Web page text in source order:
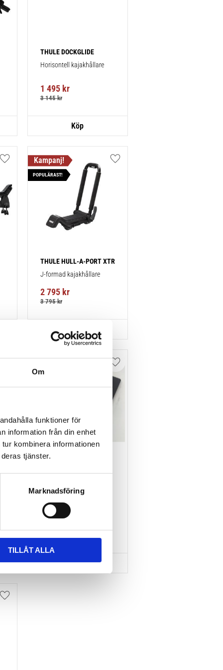
Om
funktioner för
information från din enhet
kombinera informationen
tjänster.
Marknadsföring
TILLÅT ALLA
THULE DOCKGLIDE
Horisontell kajakhållare
1 495kr
3 145kr
Lägg till i favoriter
THULE HULL-A-PORT XTR
J-formad kajakhållare
2 795kr
3 795kr
POPULÄRAST!
Lägg till i favoriter
Lägg till i favoriter
SPÅRSADAPTER 20X24
Nytt takräcke, nya fästen
till takboxen?
Lägg till i favoriter
Lägg till i favoriter